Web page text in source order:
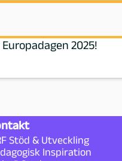
Europadagen 2025!
Stöd & Utveckling
Inspiration